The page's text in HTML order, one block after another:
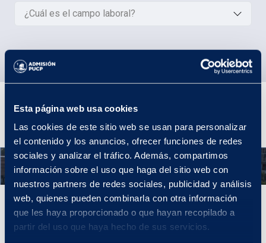
Esta página web usa cookies
Las cookies de este sitio web se usan para personalizar
el contenido y los anuncios, ofrecer funciones de redes
sociales y analizar el tráfico. Además, compartimos
información sobre el uso que haga del sitio web con
nuestros partners de redes sociales, publicidad y análisis
web, quienes pueden combinarla con otra información
que les haya proporcionado o que hayan recopilado a
partir del uso que haya hecho de sus servicios.
¿Cuál es el campo laboral?
Año 1
Año 1
Desde el primer año comenzarás con tu formación en técnicas